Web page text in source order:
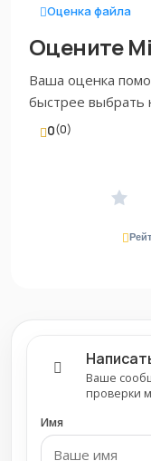
Оценка файла
Оцените
Ваша оценка
быстрее выбрать
0(0)
Ваше
проверки
Имя